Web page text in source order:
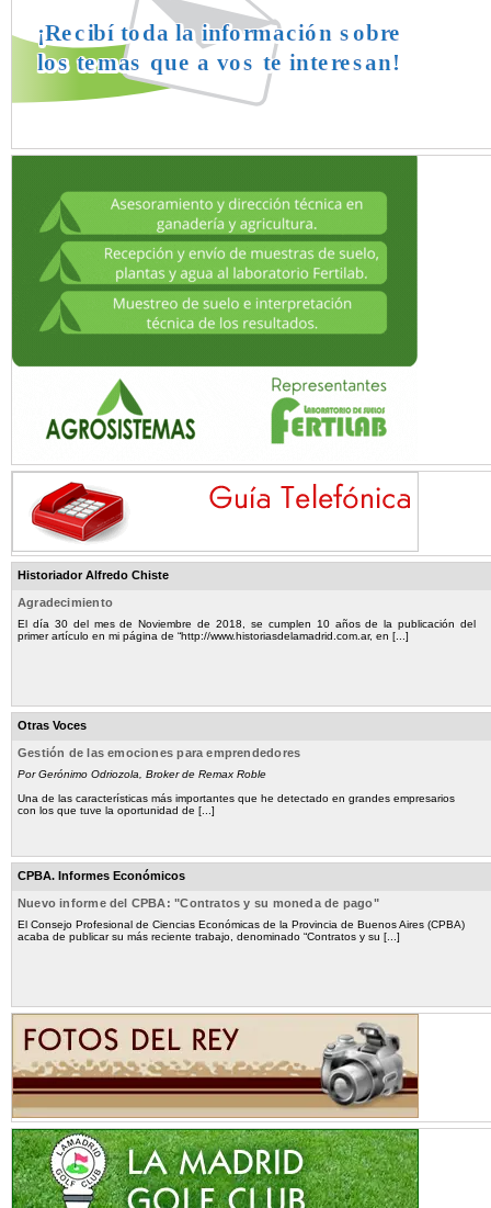
Historiador Alfredo Chiste
Agradecimiento
El día 30 del mes de Noviembre de 2018, se cumplen 10 años de la publicación del
primer artículo en mi página de “http://www.historiasdelamadrid.com.ar, en [...]
Otras Voces
Gestión de las emociones para emprendedores
Por Gerónimo Odriozola, Broker de Remax Roble
Una de las características más importantes que he detectado en grandes empresarios
con los que tuve la oportunidad de [...]
CPBA. Informes Económicos
Nuevo informe del CPBA: "Contratos y su moneda de pago"
El Consejo Profesional de Ciencias Económicas de la Provincia de Buenos Aires (CPBA)
acaba de publicar su más reciente trabajo, denominado “Contratos y su [...]